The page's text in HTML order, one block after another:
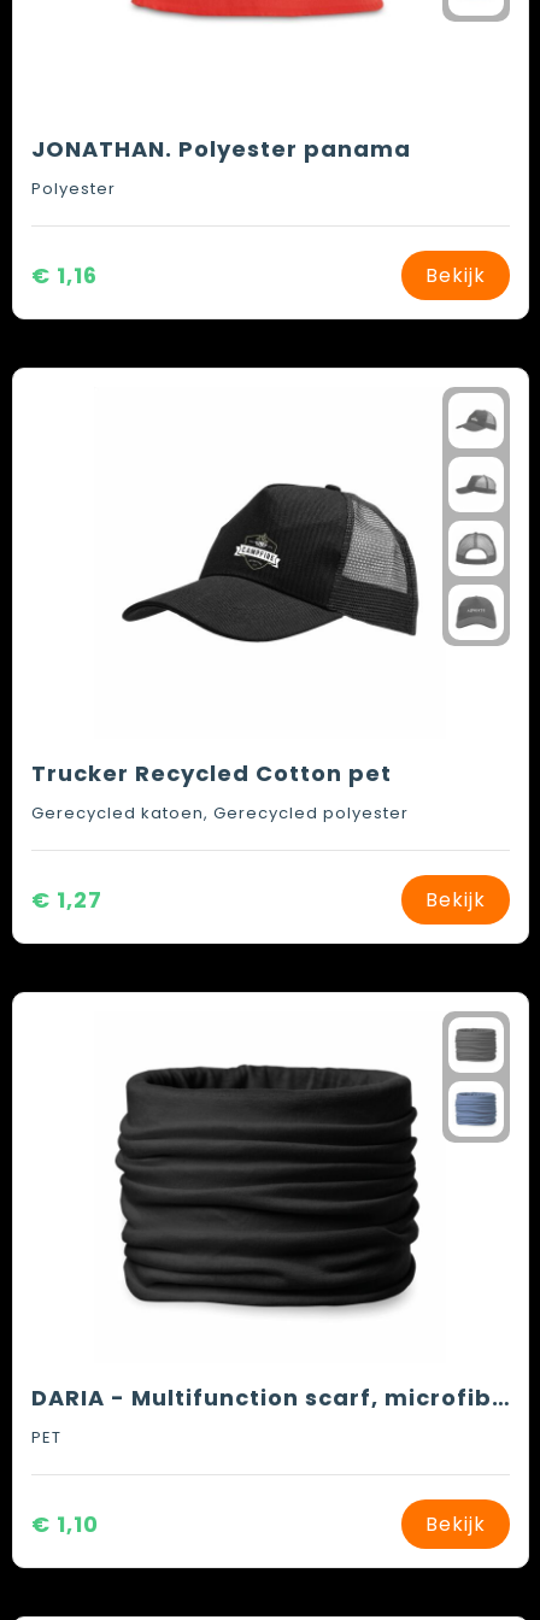
JONATHAN. Polyester panama
Polyester
€ 1,16 Bekijk
Trucker Recycled Cotton pet
Gerecycled katoen, Gerecycled polyester
€ 1,27 Bekijk
DARIA - Multifunction scarf, microfiber
PET
€ 1,10 Bekijk